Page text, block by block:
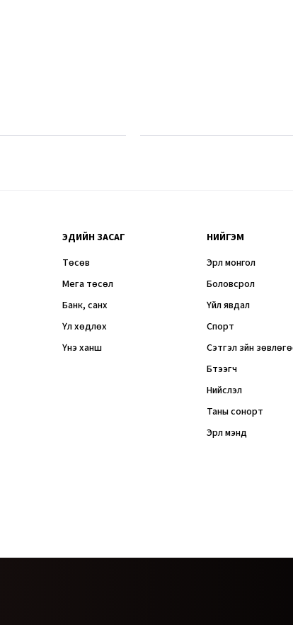
ЭДИЙН ЗАСАГ
Төсөв
Мега төсөл
Банк, санхүү
Үл хөдлөх
Үнэ ханш
НИЙГЭМ
Эрүүл монгол
Боловсрол
Үйл явдал
Спорт
Сэтгэл зүйн
Бүтээгч
Нийслэл
Таны сонорт
Эрүүл мэнд